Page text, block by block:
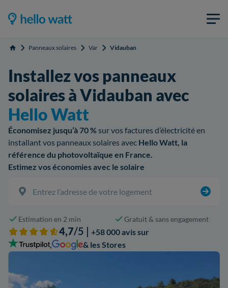
Accueil Panneaux solaires Var Vidauban
Installez vos panneaux
solaires à Vidauban avec
Hello Watt
Économisez jusqu’à 70 %sur vos factures d’électricité en
installant vos panneaux solaires avec Hello Watt, la
référence du photovoltaïque en France.
Estimez vos économies avec le solaire
Estimation en 2 min Gratuit & sans engagement
4,7/5 | +58 000 avis sur
,
& les Stores